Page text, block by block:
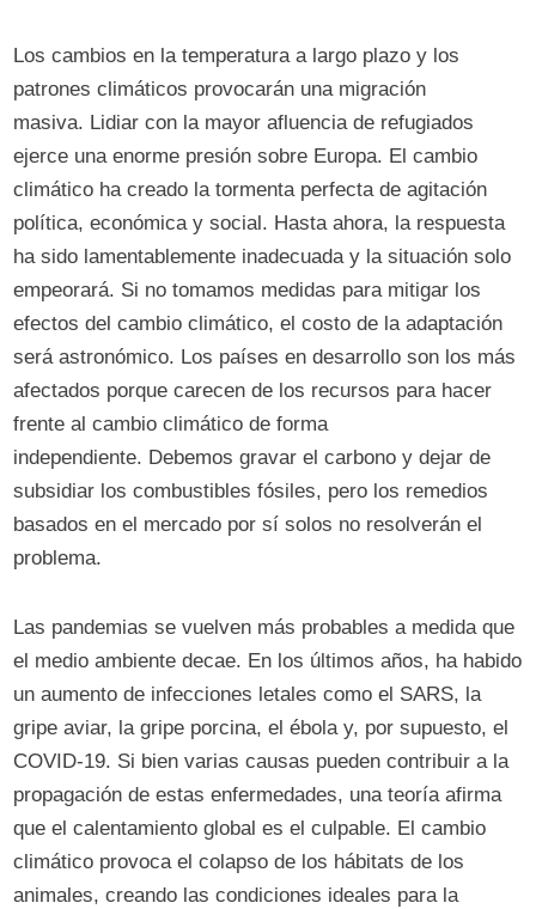
Los cambios en la temperatura a largo plazo y los
patrones climáticos provocarán una migración
masiva. Lidiar con la mayor afluencia de refugiados
ejerce una enorme presión sobre Europa. El cambio
climático ha creado la tormenta perfecta de agitación
política, económica y social. Hasta ahora, la respuesta
ha sido lamentablemente inadecuada y la situación solo
empeorará. Si no tomamos medidas para mitigar los
efectos del cambio climático, el costo de la adaptación
será astronómico. Los países en desarrollo son los más
afectados porque carecen de los recursos para hacer
frente al cambio climático de forma
independiente. Debemos gravar el carbono y dejar de
subsidiar los combustibles fósiles, pero los remedios
basados ​​en el mercado por sí solos no resolverán el
problema.
Las pandemias se vuelven más probables a medida que
el medio ambiente decae. En los últimos años, ha habido
un aumento de infecciones letales como el SARS, la
gripe aviar, la gripe porcina, el ébola y, por supuesto, el
COVID-19. Si bien varias causas pueden contribuir a la
propagación de estas enfermedades, una teoría afirma
que el calentamiento global es el culpable. El cambio
climático provoca el colapso de los hábitats de los
animales, creando las condiciones ideales para la